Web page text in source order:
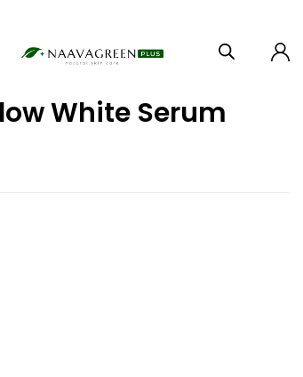
White Serum